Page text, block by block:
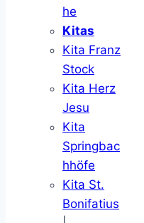
he
Kitas
Kita Franz
Stock
Kita Herz
Jesu
Kita
Springbac
hhöfe
Kita St.
Bonifatius